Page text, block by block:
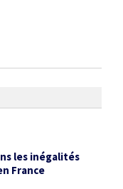
les inégalités
France